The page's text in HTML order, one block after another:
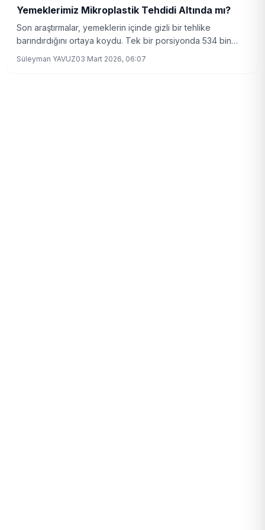
Yemeklerimiz Mikroplastik Tehdidi Altında mı?
Son araştırmalar, yemeklerin içinde gizli bir tehlike
barındırdığını ortaya koydu. Tek bir porsiyonda 534 bin
Süleyman YAVUZ03 Mart 2026, 06:07